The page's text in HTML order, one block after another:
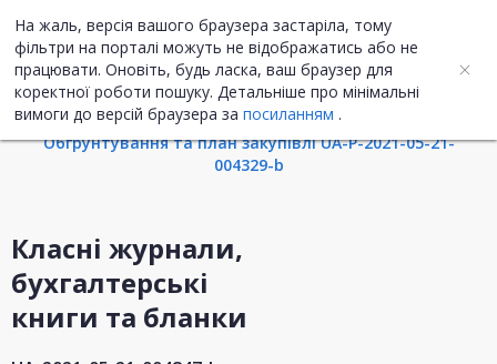
На жаль, версія вашого браузера застаріла, тому
фільтри на порталі можуть не відображатись або не
працювати. Оновіть, будь ласка, ваш браузер для
коректної роботи пошуку. Детальніше про мінімальні
вимоги до версій браузера за посиланням .
UA ENG
Інформація про закупівлю
Обгрунтування та план закупівлі UA-P-2021-05-21-
004329-b
Класні журнали,
бухгалтерські
книги та бланки